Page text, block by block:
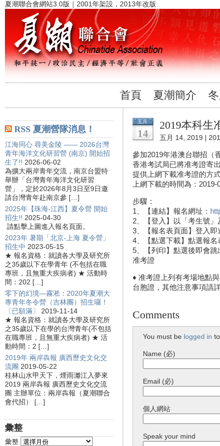
夏潮聯合會網站3.0版｜2001年架設，2013年改版
首頁 夏潮簡介
RSS 夏潮營隊消息！
江海同心 尋美金陵 —— 2026台灣
青年海洋文化研習營 (南京) 開始招
生了!! 2026-06-02
為擴大兩岸青年交流，南京台盟特
舉辦「台灣青年海洋文化研習
營」，定於2026年8月3日至9日邀
請台灣青年赴南京參 […]
2025年【珠海-江西】夏令營 開始
招生!! 2025-04-30
請點擊上圖進入報名頁面。
2023年 暑期「北京-上海 夏令營」
招生中 2023-05-15
★ 報名資格：就讀各大學及研究所
之35歲以下在學青年 (不包括在職
專班，且無重大疾病者) ★ 活動時
間：202 […]
零下的幻境—霧淞：2020年夏潮大
專青年冬令營（吉林團）招生囉！
〔已額滿〕
2019-11-14
★ 報名資格：就讀各大學及研究所
之35歲以下在學的台灣青年(不包括
在職專班，且無重大疾病者) ★ 活
動時間：2 […]
2019年 兩岸犇報 廣西歷史文化交
流團 2019-05-22
桂林山水甲天下，煙雨灕江入夢來
2019 兩岸犇報 廣西歷史文化交流
團 主辦單位：兩岸犇報（夏潮聯合
會代招） […]
彙整
彙整
五月
14
2019本科生
五月 14, 2019 |
參加2019年港澳台聯招（
香港考試局已將准考證寄
提供上網下載准考證的方
上網下載的時間為：
步驟：
1、【連結】報名網址：
2、【登入】以「考生號
3、【報名表頁面】登入
4、【點選下載】點選報
5、【列印】點選後即會
准考證
♦ 准考證上列有考場地點
台胞證，其他注意事項請
Comments
You must be logged in
Name (必)
Email (必)
個人網站
Speak your mind